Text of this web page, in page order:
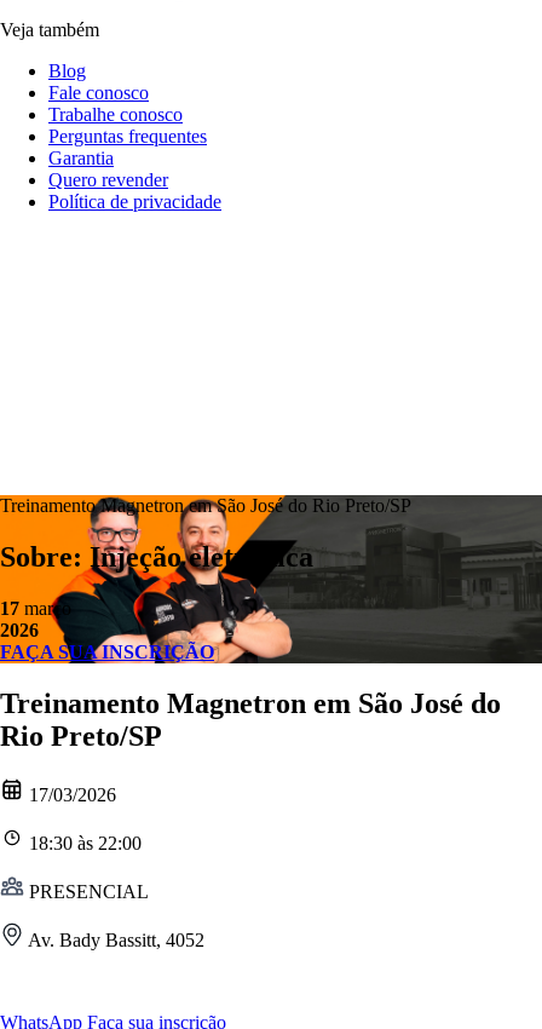
Veja também
Blog
Fale conosco
Trabalhe conosco
Perguntas frequentes
Garantia
Quero revender
Política de privacidade
Treinamento Magnetron em São José do Rio Preto/SP
Sobre: Injeção eletrônica
17 março
2026
FAÇA SUA INSCRIÇÃO
Treinamento Magnetron em São José do
Rio Preto/SP
17/03/2026
18:30 às 22:00
PRESENCIAL
Av. Bady Bassitt, 4052
WhatsApp Faça sua inscrição